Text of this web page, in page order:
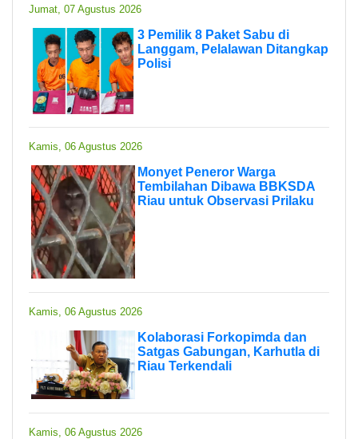
Jumat, 07 Agustus 2026
3 Pemilik 8 Paket Sabu di
Langgam, Pelalawan Ditangkap
Polisi
Kamis, 06 Agustus 2026
Monyet Peneror Warga
Tembilahan Dibawa BBKSDA
Riau untuk Observasi Prilaku
Kamis, 06 Agustus 2026
Kolaborasi Forkopimda dan
Satgas Gabungan, Karhutla di
Riau Terkendali
Kamis, 06 Agustus 2026